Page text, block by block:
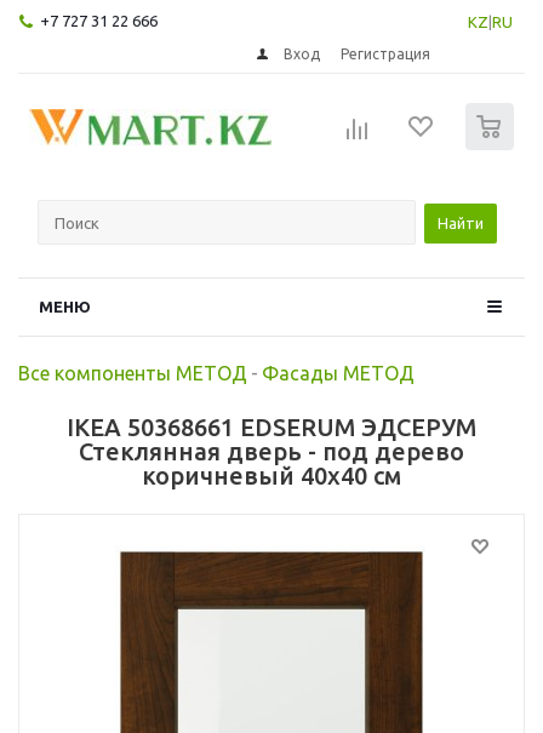
+7 727 31 22 666 KZ RU
Вход Регистрация
Найти
МЕНЮ
Все компоненты МЕТОД - Фасады МЕТОД
IKEA 50368661 EDSERUM ЭДСЕРУМ
Стеклянная дверь - под дерево
коричневый 40x40 см